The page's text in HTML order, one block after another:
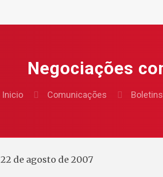
Negociações
Inicio Comunicações
22 de agosto de 2007